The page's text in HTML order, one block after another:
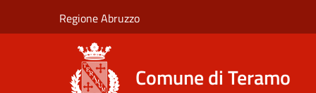
Regione Abruzzo
Comune di Teramo